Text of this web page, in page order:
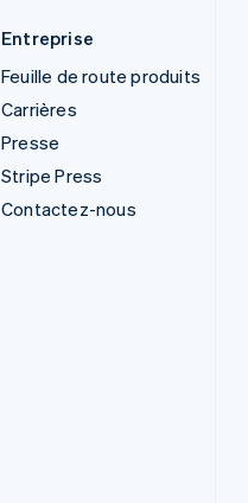
Entreprise
Feuille de route produits
Carrières
Presse
Stripe Press
Contactez-nous